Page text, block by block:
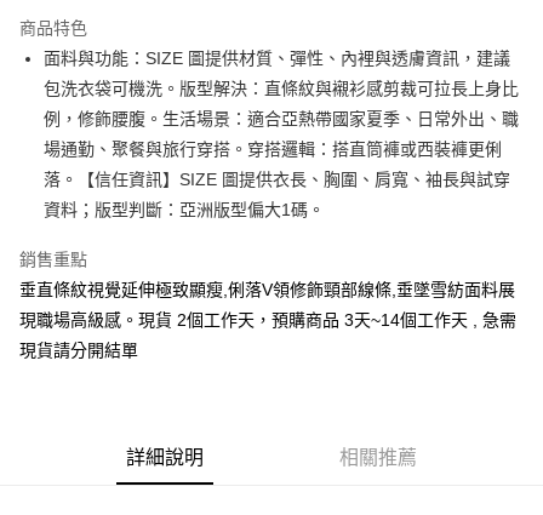
Apple Pay
街口支付
悠遊付
Google Pay
大哥付你分期
相關說明
流程，驗證手機門號後，選擇欲分期的期數、繳款截止日，確認付款後即完
3.實際核准額度、可分期數及費用金額請依後續交易確認頁面所載為準。
【關於「AFTEE先享後付」】
商品特色
面料與功能：SIZE 圖提供材質、彈性、內裡與透膚資訊，建議
包洗衣袋可機洗。版型解決：直條紋與襯衫感剪裁可拉長上身比
例，修飾腰腹。生活場景：適合亞熱帶國家夏季、日常外出、職
場通勤、聚餐與旅行穿搭。穿搭邏輯：搭直筒褲或西裝褲更俐
落。【信任資訊】SIZE 圖提供衣長、胸圍、肩寬、袖長與試穿
資料；版型判斷：亞洲版型偏大1碼。
銷售重點
垂直條紋視覺延伸極致顯瘦,俐落V領修飾頸部線條,垂墜雪紡面料展
現職場高級感。現貨 2個工作天，預購商品 3天~14個工作天 , 急需
現貨請分開結單
詳細說明 相關推薦